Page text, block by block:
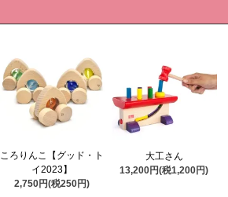
ころりんこ【グッド・ト
イ2023】
2,750円(税250円)
大工さん
13,200円(税1,200円)